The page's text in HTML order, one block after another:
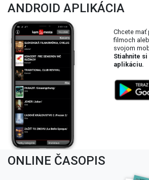
ANDROID APLIKÁCIA
Chcete mať
filmoch
svojom
Stiahnite
aplikáciu.
ONLINE ČASOPIS